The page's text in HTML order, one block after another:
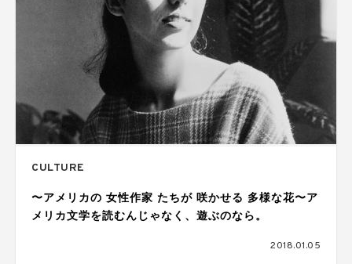
CULTURE
〜アメリカの 女性作家 たちが 咲かせる 多様な花〜ア
メリカ文学を読むんじゃなく、遊ぶのなら。
2018.01.05